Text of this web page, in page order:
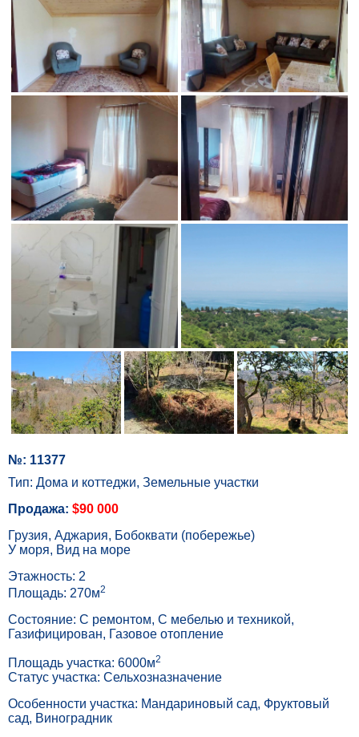
№: 11377
Тип: Дома и коттеджи, Земельные участки
Продажа: $90 000
Грузия, Аджария, Бобоквати (побережье)
У моря, Вид на море
Этажность: 2
Площадь: 270м2
Состояние: С ремонтом, С мебелью и техникой,
Газифицирован, Газовое отопление
Площадь участка: 6000м2
Статус участка: Сельхозназначение
Особенности участка: Мандариновый сад, Фруктовый
сад, Виноградник